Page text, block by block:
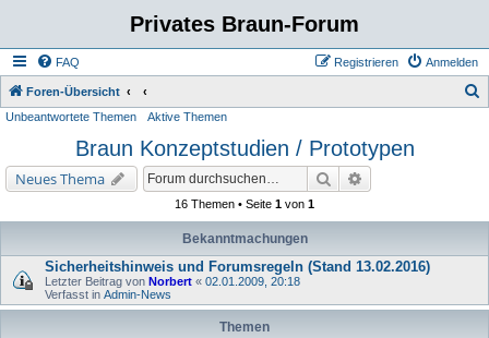
Privates Braun-Forum
FAQ Anmelden
Registrieren
Foren-Übersicht
Unbeantwortete Themen Aktive Themen
Braun Konzeptstudien / Prototypen
Neues Thema Suche
16 Themen • Seite 1 von 1
Bekanntmachungen
Sicherheitshinweis und Forumsregeln (Stand 13.02.2016)
Letzter Beitrag von Norbert « 02.01.2009, 20:18
Verfasst in Admin-News
Themen